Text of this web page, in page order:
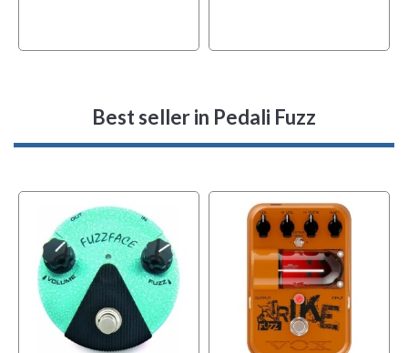
Best sellerin Pedali Fuzz